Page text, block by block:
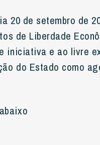
20 de setembro de
de Liberdade
iniciativa e ao livre
do Estado como